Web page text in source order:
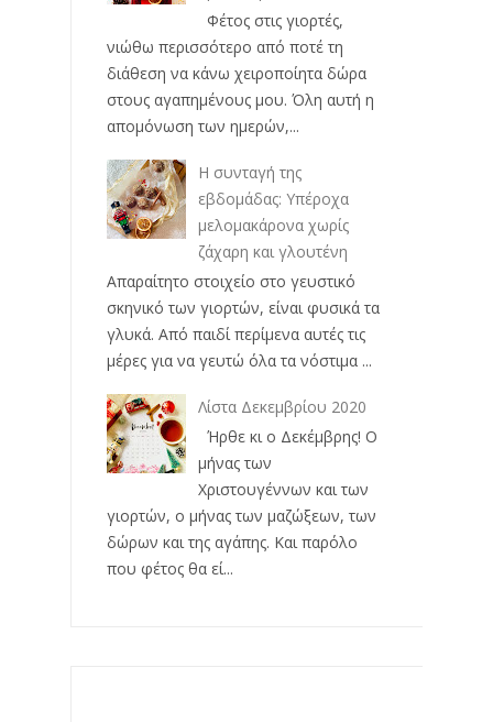
Φέτος στις γιορτές,
νιώθω περισσότερο από ποτέ τη
διάθεση να κάνω χειροποίητα δώρα
στους αγαπημένους μου. Όλη αυτή η
απομόνωση των ημερών,...
Η συνταγή της
εβδομάδας: Υπέροχα
μελομακάρονα χωρίς
ζάχαρη και γλουτένη
Απαραίτητο στοιχείο στο γευστικό
σκηνικό των γιορτών, είναι φυσικά τα
γλυκά. Από παιδί περίμενα αυτές τις
μέρες για να γευτώ όλα τα νόστιμα ...
Λίστα Δεκεμβρίου 2020
Ήρθε κι ο Δεκέμβρης! Ο
μήνας των
Χριστουγέννων και των
γιορτών, ο μήνας των μαζώξεων, των
δώρων και της αγάπης. Και παρόλο
που φέτος θα εί...